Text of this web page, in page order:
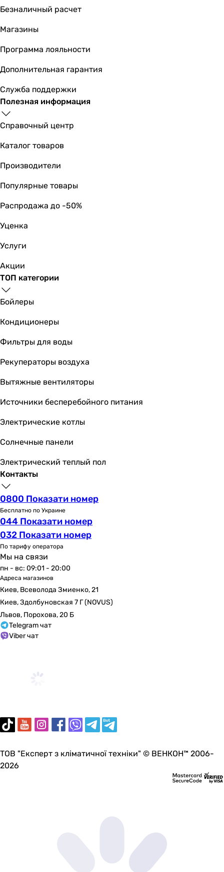
Безналичный расчет
Магазины
Программа лояльности
Дополнительная гарантия
Служба поддержки
Полезная информация
Справочный центр
Каталог товаров
Производители
Популярные товары
Распродажа до -50%
Уценка
Услуги
Акции
ТОП категории
Бойлеры
Кондиционеры
Фильтры для воды
Рекуператоры воздуха
Вытяжные вентиляторы
Источники бесперебойного питания
Электрические котлы
Солнечные панели
Электрический теплый пол
Контакты
0800 Показати номер
Бесплатно по Украине
044 Показати номер
032 Показати номер
По тарифу оператора
Мы на связи
пн - вс: 09:01 - 20:00
Адреса магазинов
Киев, Всеволода Змиенко, 21
Киев, Здолбуновская 7 Г (NOVUS)
Львов, Порохова, 20 Б
Telegram чат
Viber чат
ТОВ "Експерт з кліматичної техніки" © ВЕНКОН™ 2006-
2026